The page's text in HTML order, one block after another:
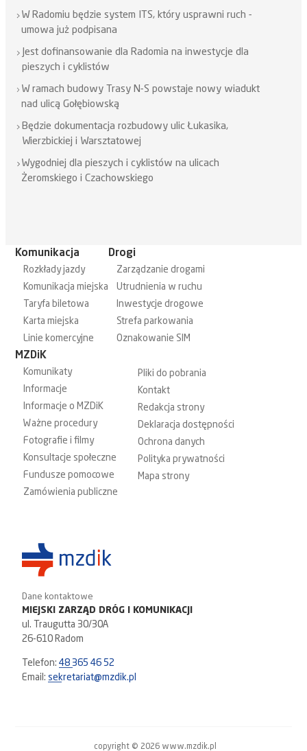
W Radomiu będzie system ITS, który usprawni ruch -
umowa już podpisana
Jest dofinansowanie dla Radomia na inwestycje dla
pieszych i cyklistów
W ramach budowy Trasy N-S powstaje nowy wiadukt
nad ulicą Gołębiowską
Będzie dokumentacja rozbudowy ulic Łukasika,
Wierzbickiej i Warsztatowej
Wygodniej dla pieszych i cyklistów na ulicach
Żeromskiego i Czachowskiego
Komunikacja
Rozkłady jazdy
Komunikacja miejska
Taryfa biletowa
Karta miejska
Linie komercyjne
Drogi
Zarządzanie drogami
Utrudnienia w ruchu
Inwestycje drogowe
Strefa parkowania
Oznakowanie SIM
MZDiK
Komunikaty
Informacje
Informacje o MZDiK
Ważne procedury
Fotografie i filmy
Konsultacje społeczne
Fundusze pomocowe
Zamówienia publiczne
Pliki do pobrania
Kontakt
Redakcja strony
Deklaracja dostępności
Ochrona danych
Polityka prywatności
Mapa strony
Dane kontaktowe
MIEJSKI ZARZĄD DRÓG I KOMUNIKACJI
ul. Traugutta 30/30A
26-610 Radom
Telefon:48 365 46 52
Email:sekretariat@mzdik.pl
copyright © 2026 www.mzdik.pl